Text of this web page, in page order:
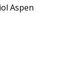
Aspen